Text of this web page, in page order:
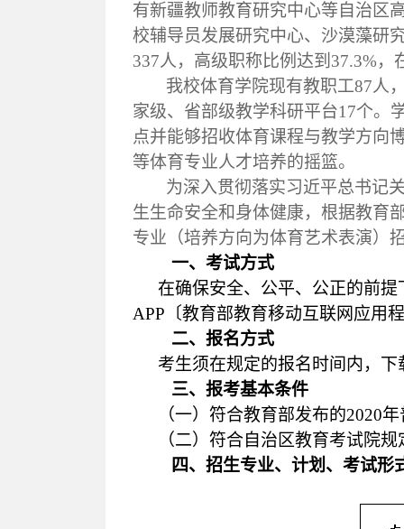
有新疆教师教育研究中心等自治区
校辅导员发展研究中心、沙漠藻研
337人，高级职称比例达到37.3%，
我校体育学院现有教职工87人
家级、省部级教学科研平台17个。
点并能够招收体育课程与教学方向
等体育专业人才培养的摇篮。
为深入贯彻落实习近平总书记
生生命安全和身体健康，根据教育
专业（培养方向为体育艺术表演）
一、考试方式
在确保安全、公平、公正的前
APP 〔教育部教育移动互联网应用
二、报名方式
考生须在规定的报名时间内， 下
三、报考基本条件
（一） 符合教育部发布的2020年
（二） 符合自治区教育考试院规
四、 招生专业、计划、考试形